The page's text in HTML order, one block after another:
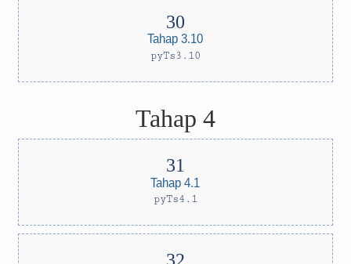
Tahap 3.10
pyTs3.10
Tahap 4
Tahap 4.1
pyTs4.1